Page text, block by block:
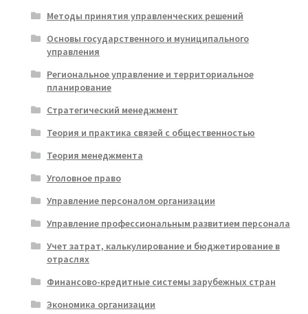
Методы принятия управленческих решений
Основы государственного и муниципального
управления
Региональное управление и территориальное
планирование
Стратегический менеджмент
Теория и практика связей с общественностью
Теория менеджмента
Уголовное право
Управление персоналом организации
Управление профессиональным развитием персонала
Учет затрат, калькулирование и бюджетирование в
отраслях
Финансово-кредитные системы зарубежных стран
Экономика организации